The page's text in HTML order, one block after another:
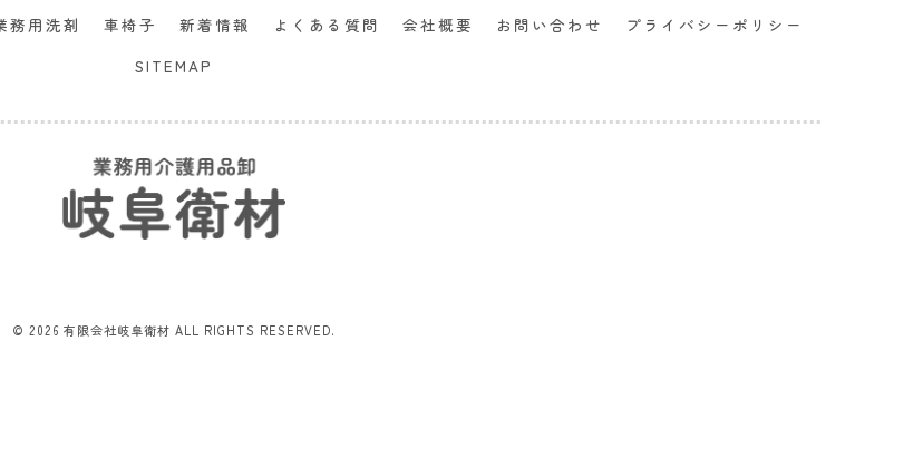
務用洗剤 車椅子 新着情報 よくある質問 会社概要 お問い合わせ
プライバシーポリシー
SITEMAP
© 2026 有限会社岐阜衛材 ALL RIGHTS RESERVED.